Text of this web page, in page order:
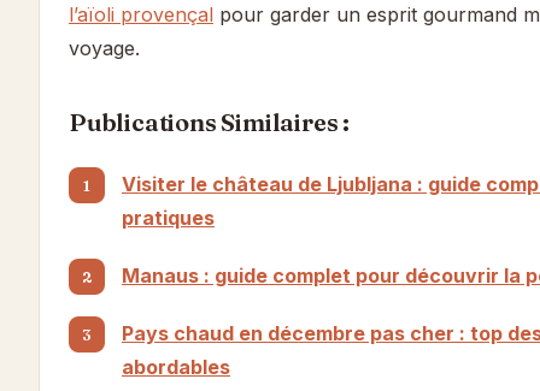
l’aïoli provençal pour garder un esprit gourmand
voyage.
Publications Similaires :
Visiter le château de Ljubljana : guide
pratiques
Manaus : guide complet pour découvrir la
Pays chaud en décembre pas cher : top
abordables